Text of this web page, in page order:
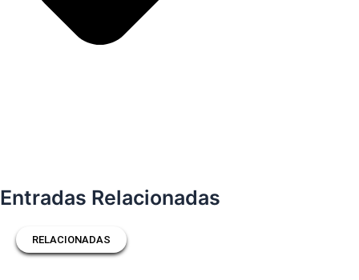
Entradas Relacionadas
RELACIONADAS